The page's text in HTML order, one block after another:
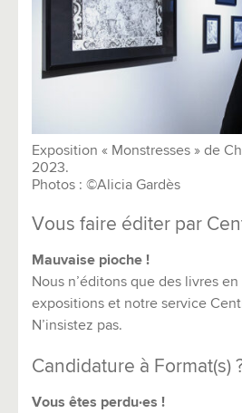
Exposition « Monstresses » de
2023.
Photos : ©Alicia Gardès
Vous faire éditer par
Mauvaise pioche !
Nous n’éditons que des livres
expositions et notre service
N’insistez pas.
Candidature à Format(s)
Vous êtes perdu·es !